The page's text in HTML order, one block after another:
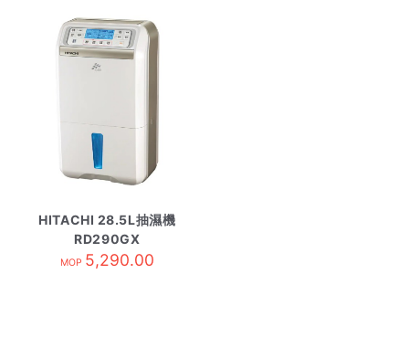
HITACHI 28.5L抽濕機
RD290GX
MOP 5,290.00